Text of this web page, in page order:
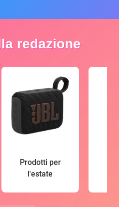
redazione
Prodotti per
l'estate